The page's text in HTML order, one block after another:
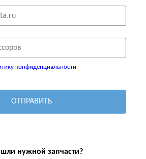
конфиденциальности
ОТПРАВИТЬ
нужной запчасти?